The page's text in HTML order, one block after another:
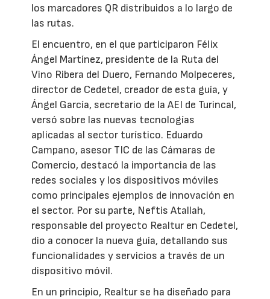
los marcadores QR distribuidos a lo largo de
las rutas.
El encuentro, en el que participaron Félix
Ángel Martínez, presidente de la Ruta del
Vino Ribera del Duero, Fernando Molpeceres,
director de Cedetel, creador de esta guía, y
Ángel García, secretario de la AEI de Turincal,
versó sobre las nuevas tecnologías
aplicadas al sector turístico. Eduardo
Campano, asesor TIC de las Cámaras de
Comercio, destacó la importancia de las
redes sociales y los dispositivos móviles
como principales ejemplos de innovación en
el sector. Por su parte, Neftis Atallah,
responsable del proyecto Realtur en Cedetel,
dio a conocer la nueva guía, detallando sus
funcionalidades y servicios a través de un
dispositivo móvil.
En un principio, Realtur se ha diseñado para